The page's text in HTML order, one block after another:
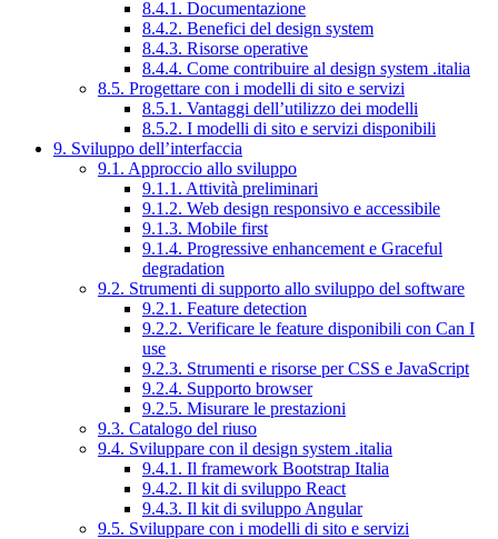
8.4.1. Documentazione
8.4.2. Benefici del design system
8.4.3. Risorse operative
8.4.4. Come contribuire al design system .italia
8.5. Progettare con i modelli di sito e servizi
8.5.1. Vantaggi dell’utilizzo dei modelli
8.5.2. I modelli di sito e servizi disponibili
9. Sviluppo dell’interfaccia
9.1. Approccio allo sviluppo
9.1.1. Attività preliminari
9.1.2. Web design responsivo e accessibile
9.1.3. Mobile first
9.1.4. Progressive enhancement e Graceful
degradation
9.2. Strumenti di supporto allo sviluppo del software
9.2.1. Feature detection
9.2.2. Verificare le feature disponibili con Can I
use
9.2.3. Strumenti e risorse per CSS e JavaScript
9.2.4. Supporto browser
9.2.5. Misurare le prestazioni
9.3. Catalogo del riuso
9.4. Sviluppare con il design system .italia
9.4.1. Il framework Bootstrap Italia
9.4.2. Il kit di sviluppo React
9.4.3. Il kit di sviluppo Angular
9.5. Sviluppare con i modelli di sito e servizi